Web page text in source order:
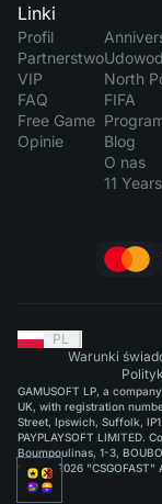
Linki
Profil
Partnerstwo
VIP
FAQ
Free Game
Opinie
North
FIFA
Blog
O nas
11 Years
PL
Warunki
GAMUSOFT LP, a
UK, with registration
Street, Ipswich, Suffolk,
PAYPLAYSOFT LIMITED.
Boumpoulinas, 1-3,
©2015-2026 "CSGOFAST"